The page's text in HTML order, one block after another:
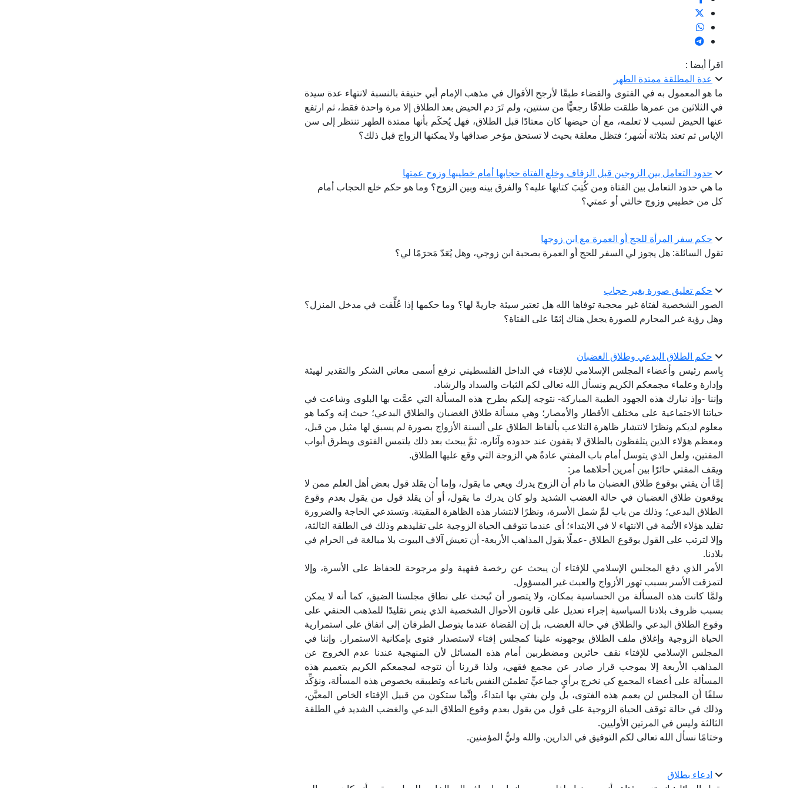
اقرأ أيضا :
عدة المطلقة ممتدة الطهر
ما هو المعمول به في الفتوى والقضاء طبقًا لأرجح الأقوال في مذهب الإمام أبي حنيفة بالنسبة لانتهاء عدة سيدة
في الثلاثين من عمرها طلقت طلاقًا رجعيًّا من سنتين، ولم تَرَ دم الحيض بعد الطلاق إلا مرة واحدة فقط، ثم ارتفع
عنها الحيض لسبب لا تعلمه، مع أن حيضها كان معتادًا قبل الطلاق، فهل يُحكَم بأنها ممتدة الطهر تنتظر إلى سن
الإياس ثم تعتد بثلاثة أشهر؛ فتظل معلقة بحيث لا تستحق مؤخر صداقها ولا يمكنها الزواج قبل ذلك؟
حدود التعامل بين الزوجين قبل الزفاف وخلع الفتاة حجابها أمام خطيبها وزوج عمتها
ما هي حدود التعامل بين الفتاة ومن كُتِبَ كتابها عليه؟ والفرق بينه وبين الزوج؟ وما هو حكم خلع الحجاب أمام
كل من خطيبي وزوج خالتي أو عمتي؟
حكم سفر المرأة للحج أو العمرة مع ابن زوجها
تقول السائلة: هل يجوز لي السفر للحج أو العمرة بصحبة ابن زوجي، وهل يُعَدّ مَحرَمًا لي؟
حكم تعليق صورة بغير حجاب
الصور الشخصية لفتاة غير محجبة توفاها الله هل تعتبر سيئة جاريةً لها؟ وما حكمها إذا عُلِّقت في مدخل المنزل؟
وهل رؤية غير المحارم للصورة يجعل هناك إثمًا على الفتاة؟
حكم الطلاق البدعي وطلاق الغضبان
بِاسم رئيس وأعضاء المجلس الإسلامي للإفتاء في الداخل الفلسطيني نرفع أسمى معاني الشكر والتقدير لهيئة
وإدارة وعلماء مجمعكم الكريم ونسأل الله تعالى لكم الثبات والسداد والرشاد.
وإننا -وإذ نبارك هذه الجهود الطيبة المباركة- نتوجه إليكم بطرح هذه المسألة التي عمَّت بها البلوى وشاعت في
حياتنا الاجتماعية على مختلف الأقطار والأمصار؛ وهي مسألة طلاق الغضبان والطلاق البدعي؛ حيث إنه وكما هو
معلوم لديكم ونظرًا لانتشار ظاهرة التلاعب بألفاظ الطلاق على ألسنة الأزواج بصورة لم يسبق لها مثيل من قبل،
ومعظم هؤلاء الذين يتلفظون بالطلاق لا يقفون عند حدوده وآثاره، ثمَّ يبحث بعد ذلك يلتمس الفتوى ويطرق أبواب
المفتين، ولعل الذي يتوسل أمام باب المفتي عادةً هي الزوجة التي وقع عليها الطلاق.
ويقف المفتي حائرًا بين أمرين أحلاهما مر:
إمَّا أن يفتي بوقوع طلاق الغضبان ما دام أن الزوج يدرك ويعي ما يقول، وإما أن يقلد قول بعض أهل العلم ممن لا
يوقعون طلاق الغضبان في حالة الغضب الشديد ولو كان يدرك ما يقول، أو أن يقلد قول من يقول بعدم وقوع
الطلاق البدعي؛ وذلك من باب لمِّ شمل الأسرة، ونظرًا لانتشار هذه الظاهرة المقيتة. وتستدعي الحاجة والضرورة
تقليد هؤلاء الأئمة في الانتهاء لا في الابتداء؛ أي عندما تتوقف الحياة الزوجية على تقليدهم وذلك في الطلقة الثالثة،
وإلا لترتب على القول بوقوع الطلاق -عملًا بقول المذاهب الأربعة- أن تعيش آلاف البيوت بلا مبالغة في الحرام في
بلادنا.
الأمر الذي دفع المجلس الإسلامي للإفتاء أن يبحث عن رخصة فقهية ولو مرجوحة للحفاظ على الأسرة، وإلا
لتمزقت الأسر بسبب تهور الأزواج والعبث غير المسؤول.
ولمَّا كانت هذه المسألة من الحساسية بمكان، ولا يتصور أن تُبحث على نطاق مجلسنا الضيق، كما أنه لا يمكن
بسبب ظروف بلادنا السياسية إجراء تعديل على قانون الأحوال الشخصية الذي ينص تقليدًا للمذهب الحنفي على
وقوع الطلاق البدعي والطلاق في حالة الغضب، بل إن القضاة عندما يتوصل الطرفان إلى اتفاق على استمرارية
الحياة الزوجية وإغلاق ملف الطلاق يوجهونه علينا كمجلس إفتاء لاستصدار فتوى بإمكانية الاستمرار. وإننا في
المجلس الإسلامي للإفتاء نقف حائرين ومضطربين أمام هذه المسائل لأن المنهجية عندنا عدم الخروج عن
المذاهب الأربعة إلا بموجب قرار صادر عن مجمع فقهي، ولذا قررنا أن نتوجه لمجمعكم الكريم بتعميم هذه
المسألة على أعضاء المجمع كي نخرج برأيٍ جماعيٍّ تطمئن النفس باتباعه وتطبيقه بخصوص هذه المسألة، ونؤكِّد
سلفًا أن المجلس لن يعمم هذه الفتوى، بل ولن يفتي بها ابتداءً، وإنِّما ستكون من قبيل الإفتاء الخاص المعيَّن،
وذلك في حالة توقف الحياة الزوجية على قول من يقول بعدم وقوع الطلاق البدعي والغضب الشديد في الطلقة
الثالثة وليس في المرتين الأوليين.
وختامًا نسأل الله تعالى لكم التوفيق في الدارين. والله وليُّ المؤمنين.
ادعاء بطلاق